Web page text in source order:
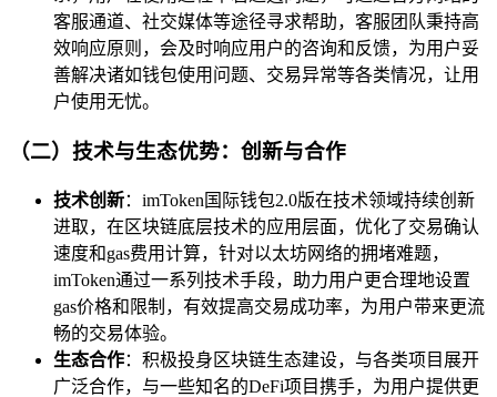
客服通道、社交媒体等途径寻求帮助，客服团队秉持高
效响应原则，会及时响应用户的咨询和反馈，为用户妥
善解决诸如钱包使用问题、交易异常等各类情况，让用
户使用无忧。
（二）技术与生态优势：创新与合作
技术创新：imToken国际钱包2.0版在技术领域持续创新
进取，在区块链底层技术的应用层面，优化了交易确认
速度和gas费用计算，针对以太坊网络的拥堵难题，
imToken通过一系列技术手段，助力用户更合理地设置
gas价格和限制，有效提高交易成功率，为用户带来更流
畅的交易体验。
生态合作：积极投身区块链生态建设，与各类项目展开
广泛合作，与一些知名的DeFi项目携手，为用户提供更